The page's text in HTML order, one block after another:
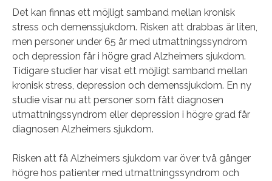
Det kan finnas ett möjligt samband mellan kronisk
stress och demenssjukdom. Risken att drabbas är liten,
men personer under 65 år med utmattningssyndrom
och depression får i högre grad Alzheimers sjukdom.
Tidigare studier har visat ett möjligt samband mellan
kronisk stress, depression och demenssjukdom. En ny
studie visar nu att personer som fått diagnosen
utmattningssyndrom eller depression i högre grad får
diagnosen Alzheimers sjukdom.
Risken att få Alzheimers sjukdom var över två gånger
högre hos patienter med utmattningssyndrom och